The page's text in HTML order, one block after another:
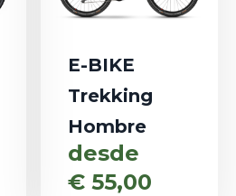
E-BIKE
Trekking
Hombre
desde
€ 55,00